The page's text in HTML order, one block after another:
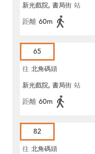
新光戲院, 書局街 站
距離 60m
65
往 北角碼頭
新光戲院, 書局街 站
距離 60m
82
往 北角碼頭